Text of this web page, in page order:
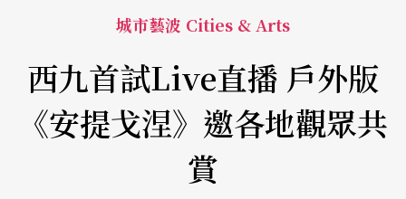
城市藝波 Cities & Arts
西九首試Live直播 戶外版
《安提戈涅》邀各地觀眾共
賞